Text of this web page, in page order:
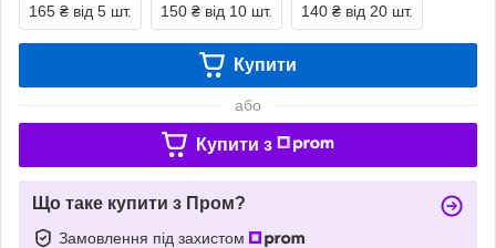
165 ₴ від 5 шт. 150 ₴ від 10 шт. 140 ₴ від 20 шт.
Купити
або
Купити з
Що таке купити з Пром?
Замовлення під захистом